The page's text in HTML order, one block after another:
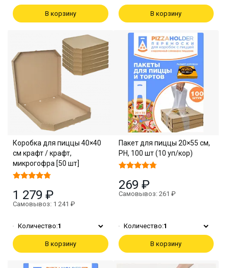
В корзину В корзину
Коробка для пиццы 40×40
см крафт / крафт,
микрогофра [50 шт]
1 279 ₽
Самовывоз: 1 241 ₽
Количество:1
В корзину
Пакет для пиццы 20×55 см,
PH, 100 шт (10 уп/кор)
269 ₽
Самовывоз: 261 ₽
Количество:1
В корзину